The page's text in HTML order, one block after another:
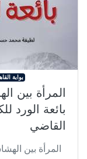
بوابة
المرأة بين
بائعة الورد
القاضي
المرأة بين